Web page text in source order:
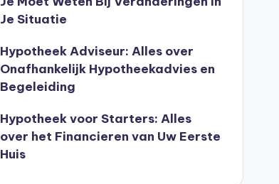
Je Situatie
Hypotheek Adviseur: Alles over
Onafhankelijk Hypotheekadvies en
Begeleiding
Hypotheek voor Starters: Alles
over het Financieren van Uw Eerste
Huis